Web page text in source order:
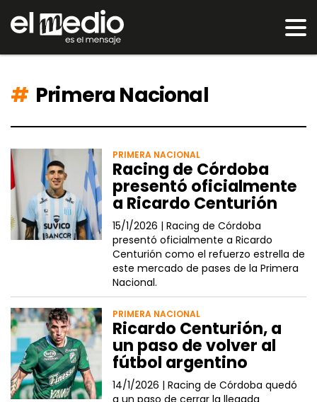
Primera Nacional
PRIMERA NACIONAL
Racing de Córdoba
presentó oficialmente
a Ricardo Centurión
15/1/2026 |Racing de Córdoba
presentó oficialmente a Ricardo
Centurión como el refuerzo estrella de
este mercado de pases de la Primera
Nacional.
PRIMERA NACIONAL
Ricardo Centurión, a
un paso de volver al
fútbol argentino
14/1/2026 |Racing de Córdoba quedó